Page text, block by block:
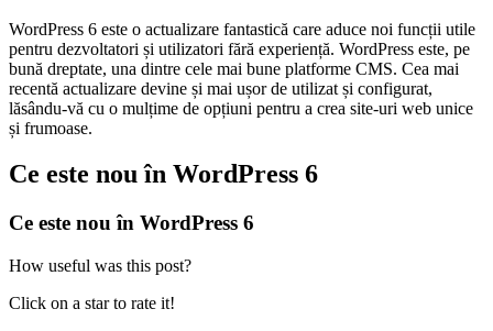
WordPress 6 este o actualizare fantastică care aduce noi funcții utile
pentru dezvoltatori și utilizatori fără experiență. WordPress este, pe
bună dreptate, una dintre cele mai bune platforme CMS. Cea mai
recentă actualizare devine și mai ușor de utilizat și configurat,
lăsându-vă cu o mulțime de opțiuni pentru a crea site-uri web unice
și frumoase.
Ce este nou în WordPress 6
Ce este nou în WordPress 6
How useful was this post?
Click on a star to rate it!